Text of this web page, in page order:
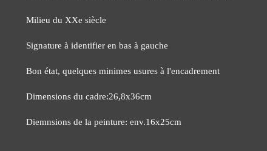
Milieu du XXe siècle
Signature à identifier en bas à gauche
Bon état, quelques minimes usures à l'encadrement
Dimensions du cadre:26,8x36cm
Diemnsions de la peinture: env.16x25cm